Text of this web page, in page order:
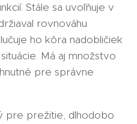
Stále sa uvoľňuje v
rovnováhu
ho kôra nadobličiek
Má aj množstvo
pre správne
pre prežitie, dlhodobo